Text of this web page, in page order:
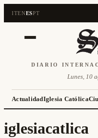
ITENESPT
DIARIO
Lunes, 10
ActualidadIglesia Católica
iglesiacatlica